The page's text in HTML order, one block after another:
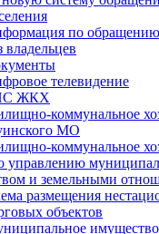
по
владельцев
телевидение
ЖКХ
коммунальное
МО
коммунальное
управлению
и земельными
размещения
объектов
имущество